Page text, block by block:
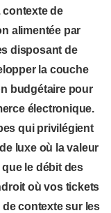
contexte de
alimentée par
disposant de
la couche
budgétaire pour
électronique.
qui privilégient
luxe où la valeur
le débit des
où vos tickets
de contexte sur les